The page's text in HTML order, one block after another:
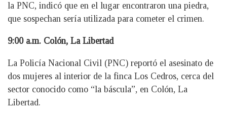
la PNC, indicó que en el lugar encontraron una piedra,
que sospechan sería utilizada para cometer el crimen.
9:00 a.m. Colón, La Libertad
La Policía Nacional Civil (PNC) reportó el asesinato de
dos mujeres al interior de la finca Los Cedros, cerca del
sector conocido como “la báscula”, en Colón, La
Libertad.